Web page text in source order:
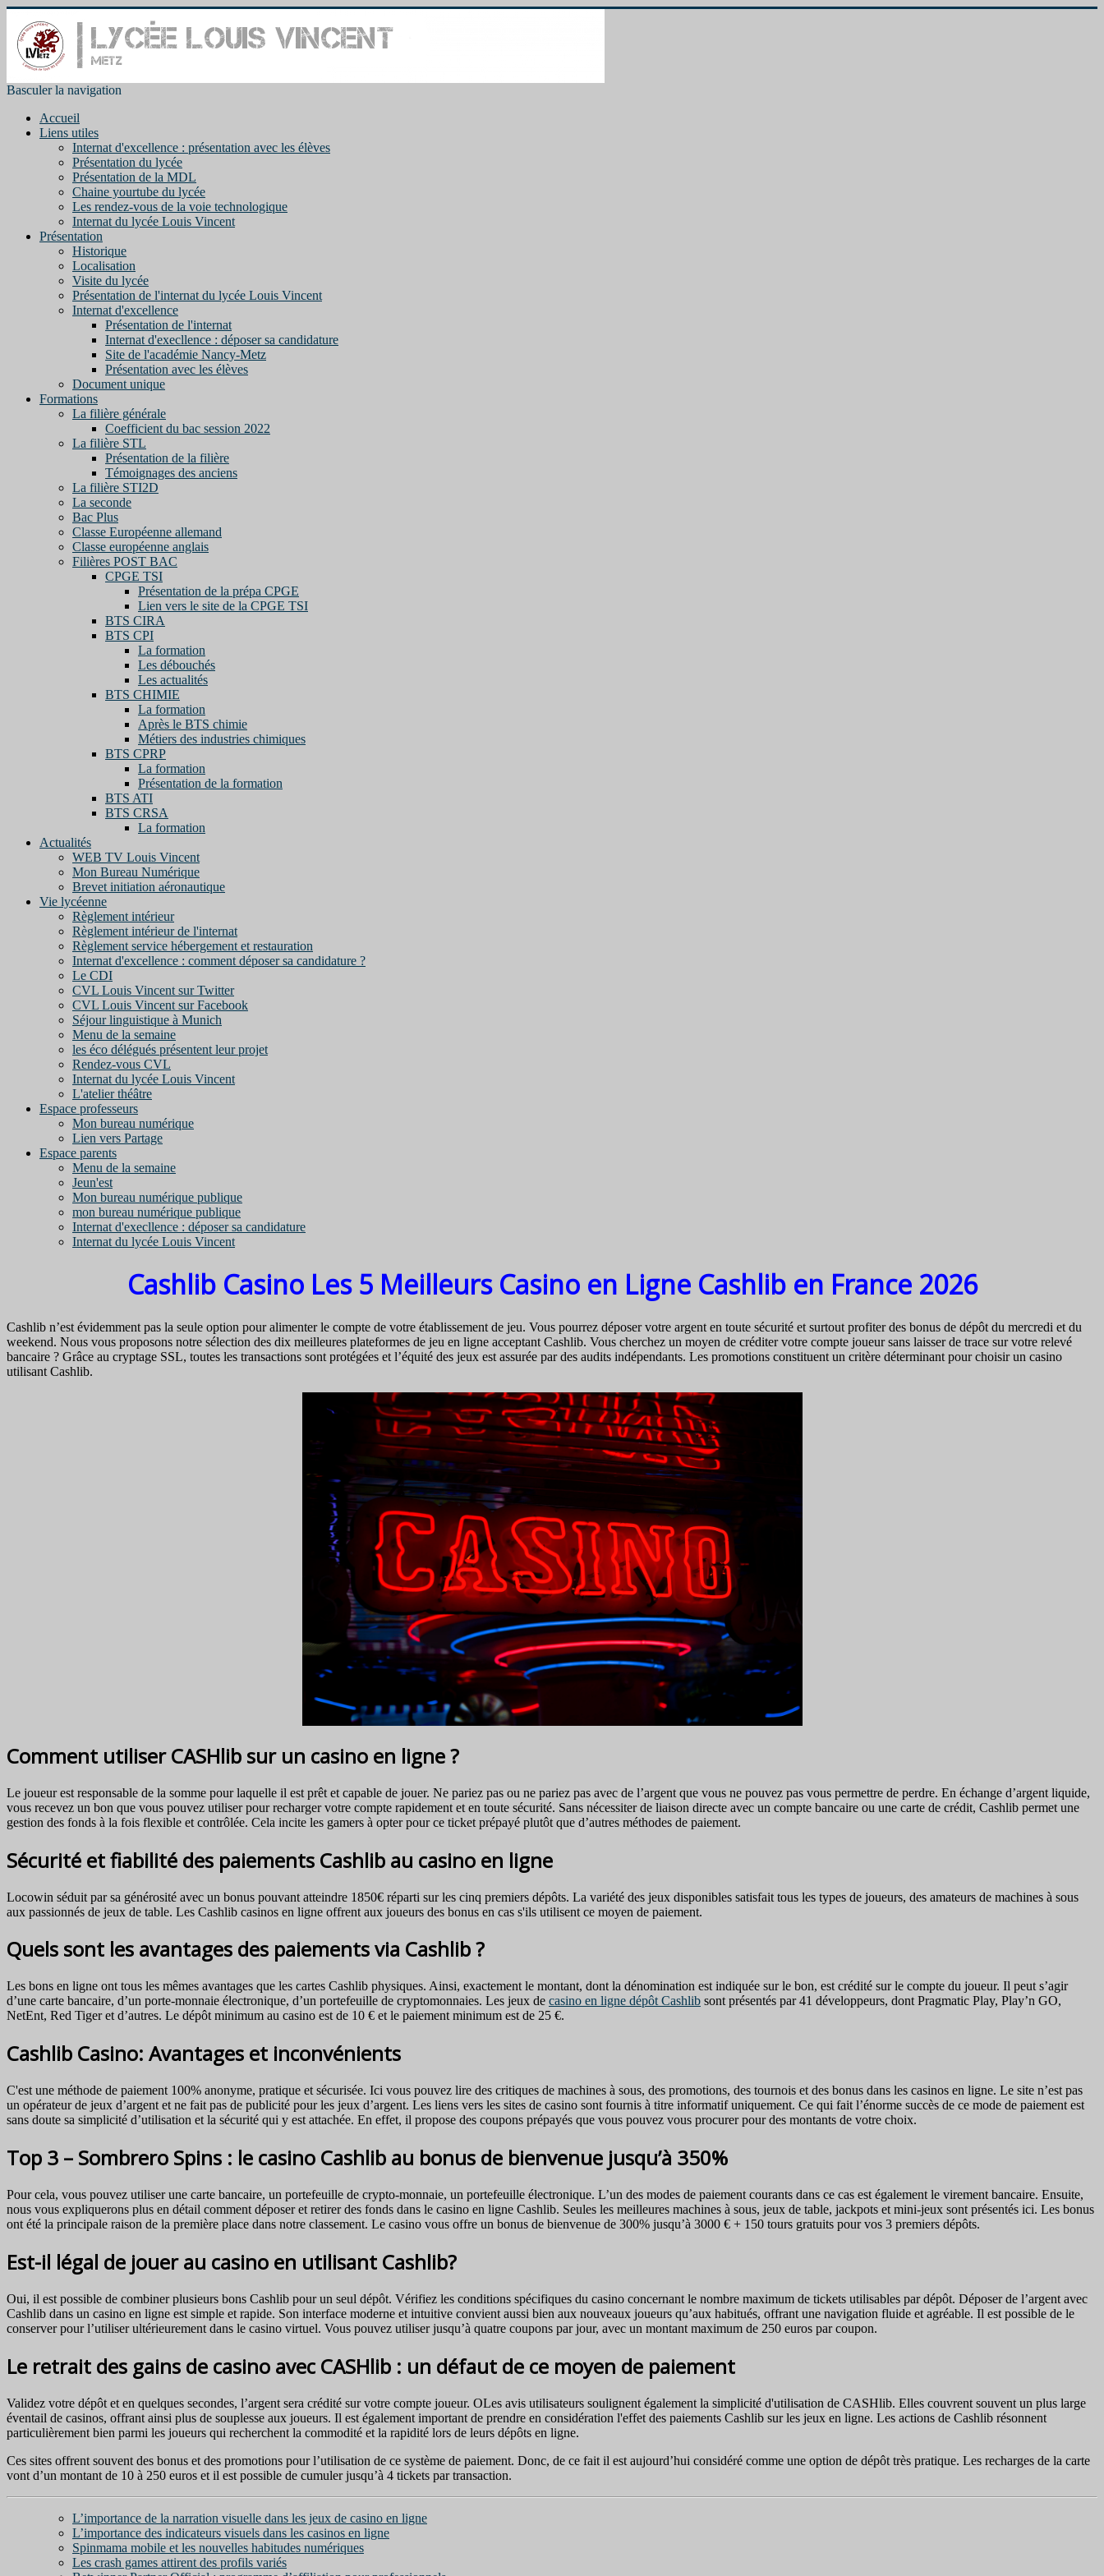
Basculer la navigation
Accueil
Liens utiles
Internat d'excellence : présentation avec les élèves
Présentation du lycée
Présentation de la MDL
Chaine yourtube du lycée
Les rendez-vous de la voie technologique
Internat du lycée Louis Vincent
Présentation
Historique
Localisation
Visite du lycée
Présentation de l'internat du lycée Louis Vincent
Internat d'excellence
Présentation de l'internat
Internat d'execllence : déposer sa candidature
Site de l'académie Nancy-Metz
Présentation avec les élèves
Document unique
Formations
La filière générale
Coefficient du bac session 2022
La filière STL
Présentation de la filière
Témoignages des anciens
La filière STI2D
La seconde
Bac Plus
Classe Européenne allemand
Classe européenne anglais
Filières POST BAC
CPGE TSI
Présentation de la prépa CPGE
Lien vers le site de la CPGE TSI
BTS CIRA
BTS CPI
La formation
Les débouchés
Les actualités
BTS CHIMIE
La formation
Après le BTS chimie
Métiers des industries chimiques
BTS CPRP
La formation
Présentation de la formation
BTS ATI
BTS CRSA
La formation
Actualités
WEB TV Louis Vincent
Mon Bureau Numérique
Brevet initiation aéronautique
Vie lycéenne
Règlement intérieur
Règlement intérieur de l'internat
Règlement service hébergement et restauration
Internat d'excellence : comment déposer sa candidature ?
Le CDI
CVL Louis Vincent sur Twitter
CVL Louis Vincent sur Facebook
Séjour linguistique à Munich
Menu de la semaine
les éco délégués présentent leur projet
Rendez-vous CVL
Internat du lycée Louis Vincent
L'atelier théâtre
Espace professeurs
Mon bureau numérique
Lien vers Partage
Espace parents
Menu de la semaine
Jeun'est
Mon bureau numérique publique
mon bureau numérique publique
Internat d'execllence : déposer sa candidature
Internat du lycée Louis Vincent
Cashlib Casino Les 5 Meilleurs Casino en Ligne Cashlib en France 2026
Cashlib n’est évidemment pas la seule option pour alimenter le compte de votre établissement de jeu. Vous pourrez déposer votre argent en toute sécurité et surtout profiter des bonus de dépôt du mercredi et du
weekend. Nous vous proposons notre sélection des dix meilleures plateformes de jeu en ligne acceptant Cashlib. Vous cherchez un moyen de créditer votre compte joueur sans laisser de trace sur votre relevé
bancaire ? Grâce au cryptage SSL, toutes les transactions sont protégées et l’équité des jeux est assurée par des audits indépendants. Les promotions constituent un critère déterminant pour choisir un casino
utilisant Cashlib.
Comment utiliser CASHlib sur un casino en ligne ?
Le joueur est responsable de la somme pour laquelle il est prêt et capable de jouer. Ne pariez pas ou ne pariez pas avec de l’argent que vous ne pouvez pas vous permettre de perdre. En échange d’argent liquide,
vous recevez un bon que vous pouvez utiliser pour recharger votre compte rapidement et en toute sécurité. Sans nécessiter de liaison directe avec un compte bancaire ou une carte de crédit, Cashlib permet une
gestion des fonds à la fois flexible et contrôlée. Cela incite les gamers à opter pour ce ticket prépayé plutôt que d’autres méthodes de paiement.
Sécurité et fiabilité des paiements Cashlib au casino en ligne
Locowin séduit par sa générosité avec un bonus pouvant atteindre 1850€ réparti sur les cinq premiers dépôts. La variété des jeux disponibles satisfait tous les types de joueurs, des amateurs de machines à sous
aux passionnés de jeux de table. Les Cashlib casinos en ligne offrent aux joueurs des bonus en cas s'ils utilisent ce moyen de paiement.
Quels sont les avantages des paiements via Cashlib ?
Les bons en ligne ont tous les mêmes avantages que les cartes Cashlib physiques. Ainsi, exactement le montant, dont la dénomination est indiquée sur le bon, est crédité sur le compte du joueur. Il peut s’agir
d’une carte bancaire, d’un porte-monnaie électronique, d’un portefeuille de cryptomonnaies. Les jeux de casino en ligne dépôt Cashlib sont présentés par 41 développeurs, dont Pragmatic Play, Play’n GO,
NetEnt, Red Tiger et d’autres. Le dépôt minimum au casino est de 10 € et le paiement minimum est de 25 €.
Cashlib Casino: Avantages et inconvénients
C'est une méthode de paiement 100% anonyme, pratique et sécurisée. Ici vous pouvez lire des critiques de machines à sous, des promotions, des tournois et des bonus dans les casinos en ligne. Le site n’est pas
un opérateur de jeux d’argent et ne fait pas de publicité pour les jeux d’argent. Les liens vers les sites de casino sont fournis à titre informatif uniquement. Ce qui fait l’énorme succès de ce mode de paiement est
sans doute sa simplicité d’utilisation et la sécurité qui y est attachée. En effet, il propose des coupons prépayés que vous pouvez vous procurer pour des montants de votre choix.
Top 3 – Sombrero Spins : le casino Cashlib au bonus de bienvenue jusqu’à 350%
Pour cela, vous pouvez utiliser une carte bancaire, un portefeuille de crypto-monnaie, un portefeuille électronique. L’un des modes de paiement courants dans ce cas est également le virement bancaire. Ensuite,
nous vous expliquerons plus en détail comment déposer et retirer des fonds dans le casino en ligne Cashlib. Seules les meilleures machines à sous, jeux de table, jackpots et mini-jeux sont présentés ici. Les bonus
ont été la principale raison de la première place dans notre classement. Le casino vous offre un bonus de bienvenue de 300% jusqu’à 3000 € + 150 tours gratuits pour vos 3 premiers dépôts.
Est-il légal de jouer au casino en utilisant Cashlib?
Oui, il est possible de combiner plusieurs bons Cashlib pour un seul dépôt. Vérifiez les conditions spécifiques du casino concernant le nombre maximum de tickets utilisables par dépôt. Déposer de l’argent avec
Cashlib dans un casino en ligne est simple et rapide. Son interface moderne et intuitive convient aussi bien aux nouveaux joueurs qu’aux habitués, offrant une navigation fluide et agréable. Il est possible de le
conserver pour l’utiliser ultérieurement dans le casino virtuel. Vous pouvez utiliser jusqu’à quatre coupons par jour, avec un montant maximum de 250 euros par coupon.
Le retrait des gains de casino avec CASHlib : un défaut de ce moyen de paiement
Validez votre dépôt et en quelques secondes, l’argent sera crédité sur votre compte joueur. OLes avis utilisateurs soulignent également la simplicité d'utilisation de CASHlib. Elles couvrent souvent un plus large
éventail de casinos, offrant ainsi plus de souplesse aux joueurs. Il est également important de prendre en considération l'effet des paiements Cashlib sur les jeux en ligne. Les actions de Cashlib résonnent
particulièrement bien parmi les joueurs qui recherchent la commodité et la rapidité lors de leurs dépôts en ligne.
Ces sites offrent souvent des bonus et des promotions pour l’utilisation de ce système de paiement. Donc, de ce fait il est aujourd’hui considéré comme une option de dépôt très pratique. Les recharges de la carte
vont d’un montant de 10 à 250 euros et il est possible de cumuler jusqu’à 4 tickets par transaction.
L’importance de la narration visuelle dans les jeux de casino en ligne
L’importance des indicateurs visuels dans les casinos en ligne
Spinmama mobile et les nouvelles habitudes numériques
Les crash games attirent des profils variés